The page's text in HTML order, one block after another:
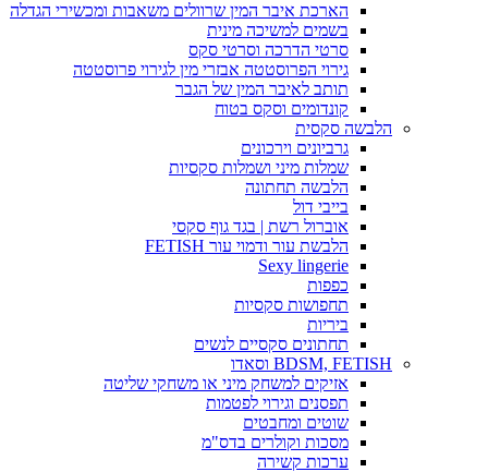
הארכת איבר המין שרוולים משאבות ומכשירי הגדלה
בשמים למשיכה מינית
סרטי הדרכה וסרטי סקס
גירוי הפרוסטטה אבזרי מין לגירוי פרוסטטה
תותב לאיבר המין של הגבר
קונדומים וסקס בטוח
הלבשה סקסית
גרביונים וירכונים
שמלות מיני ושמלות סקסיות
הלבשה תחתונה
בייבי דול
אוברול רשת | בגד גוף סקסי
הלבשת עור ודמוי עור FETISH
Sexy lingerie
כפפות
תחפושות סקסיות
ביריות
תחתונים סקסיים לנשים
BDSM, FETISH וסאדו
אזיקים למשחק מיני או משחקי שליטה
תפסנים וגירוי לפטמות
שוטים ומחבטים
מסכות וקולרים בדס"מ
ערכות קשירה